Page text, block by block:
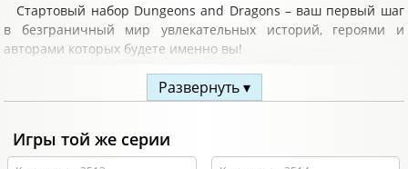
Стартовый набор Dungeons and Dragons – ваш первый шаг
в безграничный мир увлекательных историй, героями и
авторами которых будете именно вы!
Этот набор включает всё, что потребуется мастеру и
авантюристу (или целой команде из 5 приключенцев), чтобы
фэнтези мирах. Здесь вас ждут опасные монстры, жестокие
бандиты, хитроумные ловушки и кровожадные сундуки,
Развернуть ▾
Игры той же серии